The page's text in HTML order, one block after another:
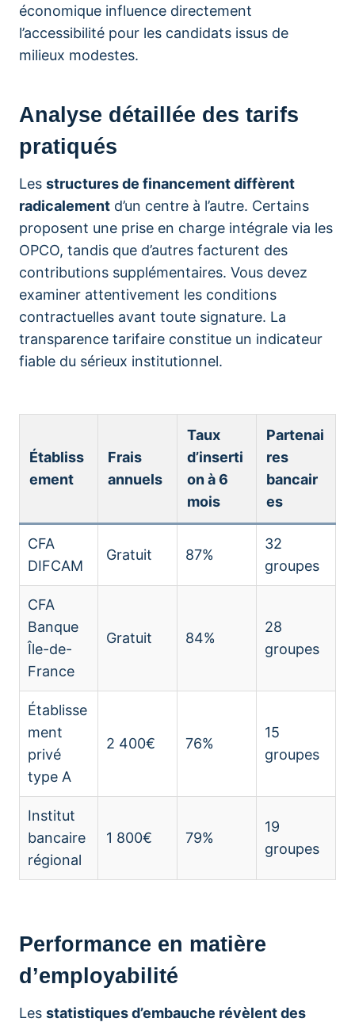
économique influence directement
l’accessibilité pour les candidats issus de
milieux modestes.
Analyse détaillée des tarifs
pratiqués
Les structures de financement diffèrent
radicalement d’un centre à l’autre. Certains
proposent une prise en charge intégrale via les
OPCO, tandis que d’autres facturent des
contributions supplémentaires. Vous devez
examiner attentivement les conditions
contractuelles avant toute signature. La
transparence tarifaire constitue un indicateur
fiable du sérieux institutionnel.
Établiss
ement
Frais
annuels
Taux
d’inserti
on à 6
mois
Partenai
res
bancair
es
CFA
DIFCAM
Gratuit 87%
32
groupes
CFA
Banque
Île-de-
France
Gratuit 84%
28
groupes
Établisse
ment
privé
type A
2 400€ 76%
15
groupes
Institut
bancaire
régional
1 800€ 79%
19
groupes
Performance en matière
d’employabilité
Les statistiques d’embauche révèlent des